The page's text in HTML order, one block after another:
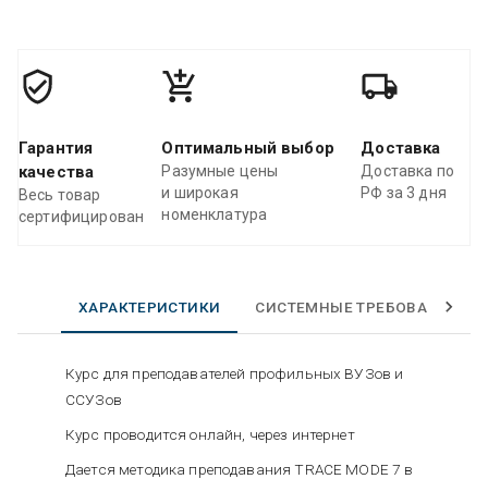
Гарантия
качества
Весь товар
сертифицирован
Оптимальный выбор
Разумные цены
и широкая
номенклатура
Доставка
Доставка по
РФ за 3 дня
ХАРАКТЕРИСТИКИ СИСТЕМНЫЕ ТРЕБОВАНИЯ
Курс для преподавателей профильных ВУЗов и
ССУЗов
Курс проводится онлайн, через интернет
Дается методика преподавания TRACE MODE 7 в